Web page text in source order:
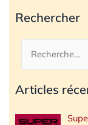
Rechercher
Rechercher :
Articles